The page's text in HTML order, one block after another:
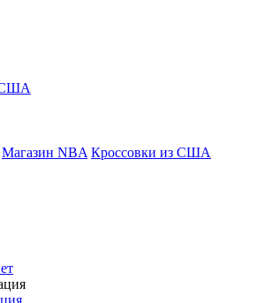
США
Магазин NBA Кроссовки из США